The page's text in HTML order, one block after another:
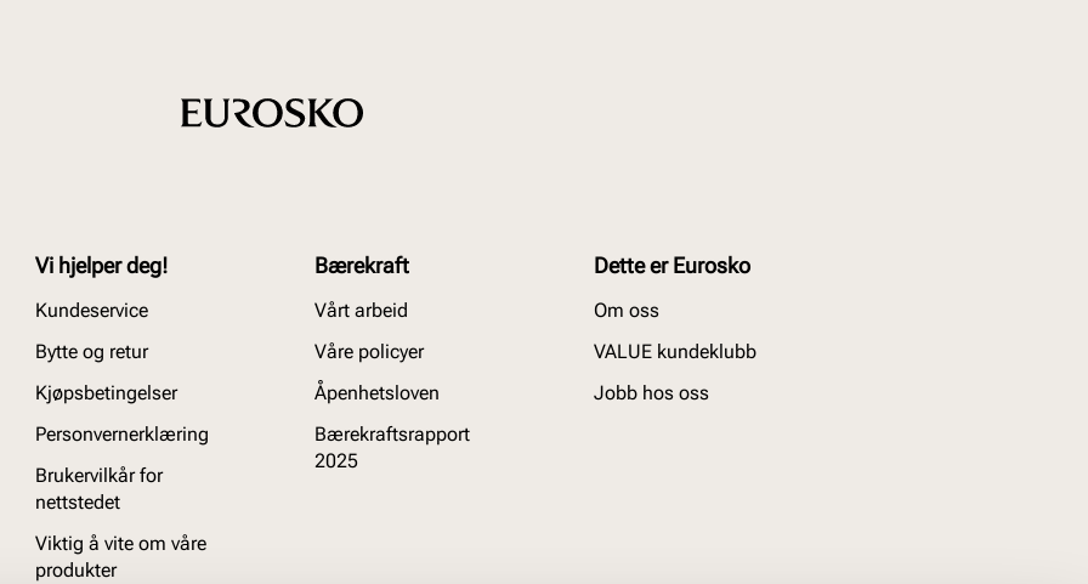
Vi hjelper deg!
Kundeservice
Bytte og retur
Kjøpsbetingelser
Personvernerklæring
Brukervilkår for
nettstedet
Viktig å vite om våre
produkter
Bærekraft
Vårt arbeid
Våre policyer
Åpenhetsloven
Bærekraftsrapport
2025
Dette er Eurosko
Om oss
VALUE kundeklubb
Jobb hos oss